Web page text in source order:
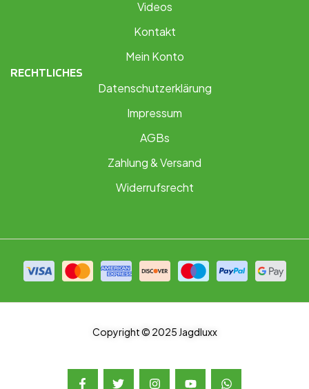
Videos
Kontakt
Mein Konto
RECHTLICHES
Datenschutzerklärung
Impressum
AGBs
Zahlung & Versand
Widerrufsrecht
Copyright © 2025 Jagdluxx